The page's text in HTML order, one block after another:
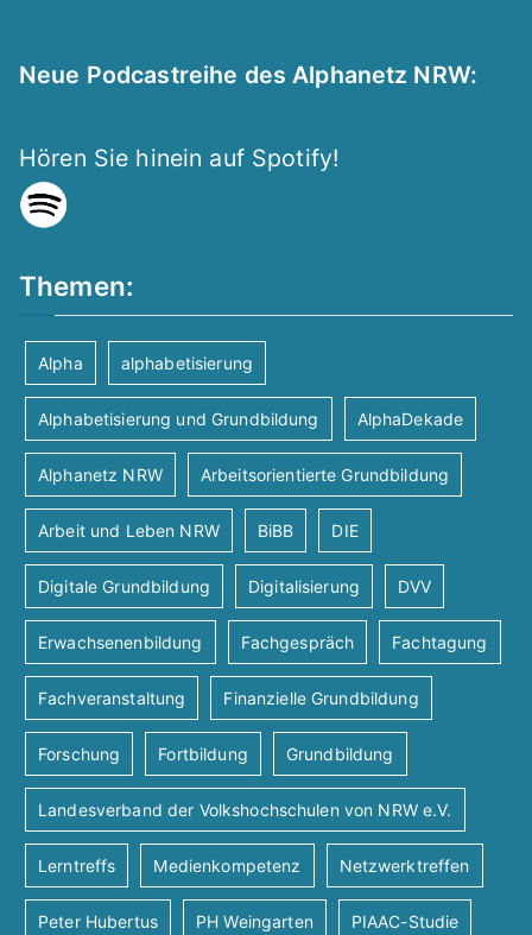
Neue Podcastreihe des Alphanetz NRW:
Hören Sie hinein auf Spotify!
Themen:
Alpha alphabetisierung
Alphabetisierung und Grundbildung AlphaDekade
Alphanetz NRW Arbeitsorientierte Grundbildung
Arbeit und Leben NRW BiBB DIE
Digitale Grundbildung Digitalisierung DVV
Erwachsenenbildung Fachgespräch Fachtagung
Fachveranstaltung Finanzielle Grundbildung
Forschung Fortbildung Grundbildung
Landesverband der Volkshochschulen von NRW e.V.
Lerntreffs Medienkompetenz Netzwerktreffen
Peter Hubertus PH Weingarten PIAAC-Studie